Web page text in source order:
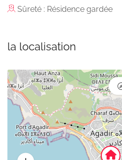
Sûreté : Résidence gardée
la localisation